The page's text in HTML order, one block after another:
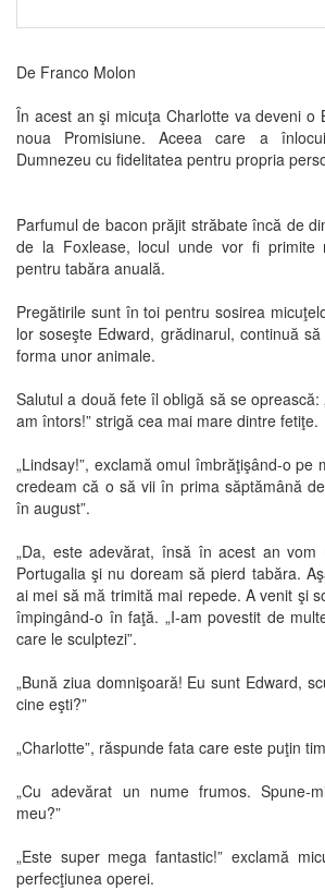
De Franco Molon
În acest an şi micuţa Charlotte va deveni o
noua Promisiune. Aceea care a
Dumnezeu cu fidelitatea pentru propria
Parfumul de bacon prăjit străbate încă de
de la Foxlease, locul unde vor fi primite
pentru tabăra anuală.
Pregătirile sunt în toi pentru sosirea
lor soseşte Edward, grădinarul, continuă
forma unor animale.
Salutul a două fete îl obligă să se oprească:
am întors!” strigă cea mai mare dintre fetiţe.
„Lindsay!”, exclamă omul îmbrăţişând-o pe
credeam că o să vii în prima săptămână
în august”.
„Da, este adevărat, însă în acest an
Portugalia şi nu doream să pierd tabăra.
ai mei să mă trimită mai repede. A venit şi
împingând-o în faţă. „I-am povestit de
care le sculptezi”.
„Bună ziua domnişoară! Eu sunt Edward,
cine eşti?”
„Charlotte”, răspunde fata care este puţin
„Cu adevărat un nume frumos. Spune-
meu?”
„Este super mega fantastic!” exclamă
perfecţiunea operei.